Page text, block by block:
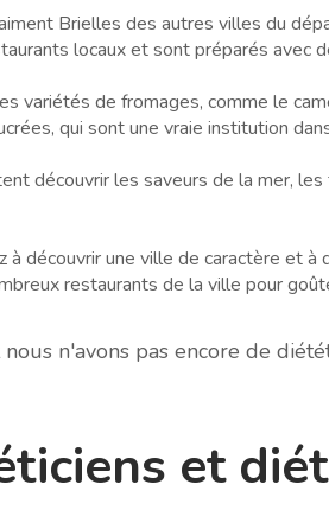
Brielles des autres villes du
locaux et sont préparés avec
variétés de fromages, comme le
qui sont une vraie institution
découvrir les saveurs de la mer,
à découvrir une ville de caractère et
restaurants de la ville pour
n'avons pas encore de
et